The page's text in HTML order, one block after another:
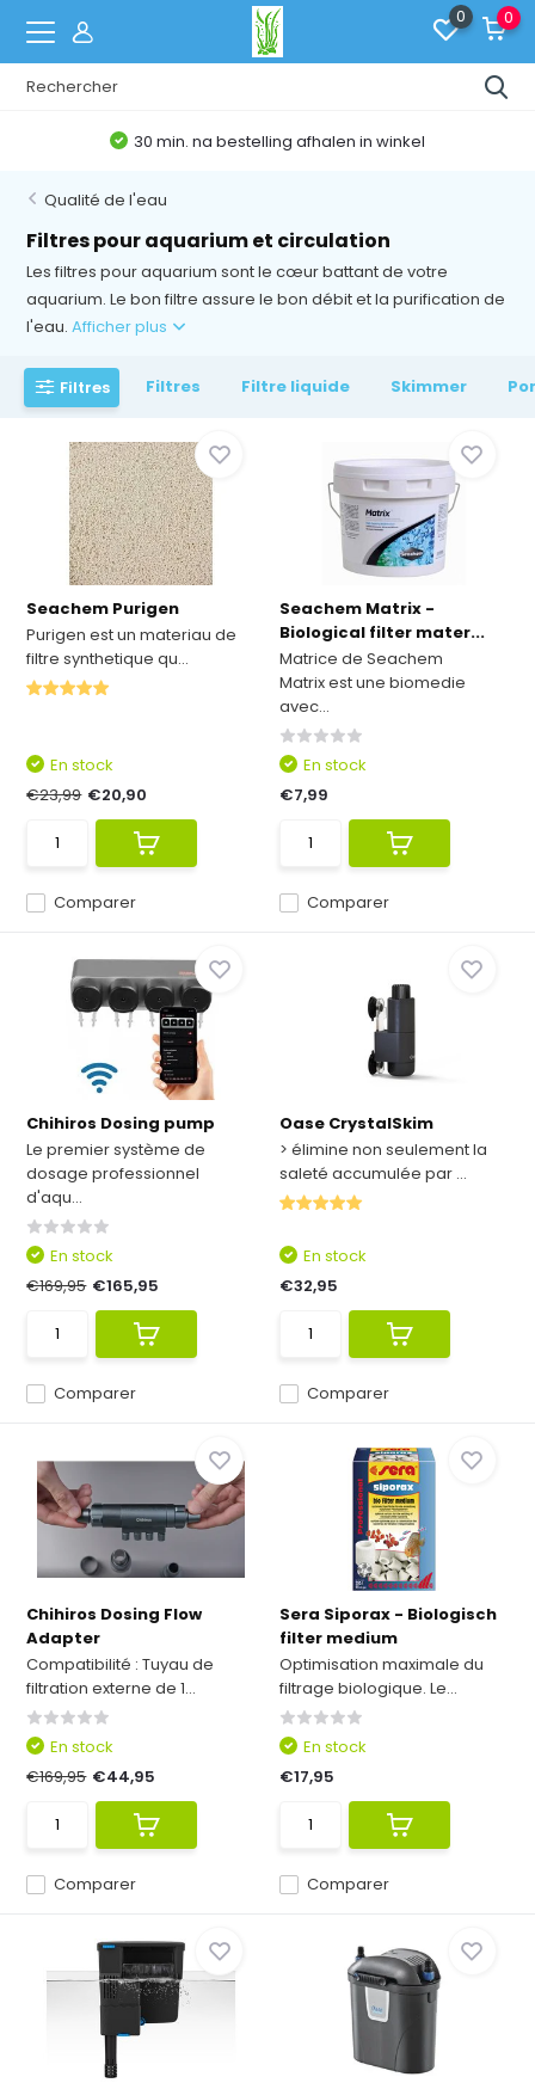
0 0
Belgische Webshop
Qualité de l'eau
Filtres pour aquarium et circulation
Les filtres pour aquarium sont le cœur battant de votre
aquarium. Le bon filtre assure le bon débit et la purification de
l'eau.Afficher plus
Filtres Filtres Filtre liquide Skimmer
Seachem Purigen
Purigen est un materiau de
filtre synthetique qu...
Comparer
En stock
€23,99 €20,90
Seachem Matrix -
Biological filter mater...
Matrice de Seachem
Matrix est une biomedie
avec...
Comparer
En stock
€7,99
Chihiros Dosing pump
Le premier système de
dosage professionnel
d'aqu...
Comparer
En stock
€169,95 €165,95
Oase CrystalSkim
> élimine non seulement la
saleté accumulée par ...
Comparer
En stock
€32,95
Chihiros Dosing Flow
Adapter
Compatibilité : Tuyau de
filtration externe de 1...
Comparer
En stock
€169,95 €44,95
Sera Siporax - Biologisch
filter medium
Optimisation maximale du
filtrage biologique. Le...
Comparer
En stock
€17,95